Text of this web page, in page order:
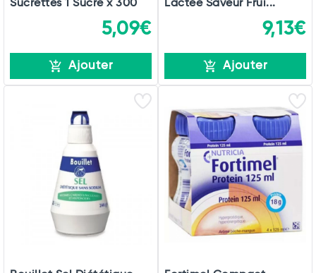
Sucrettes 1 Sucre x 300
5,09€
Ajouter
Lactée Saveur Frui...
9,13€
Ajouter